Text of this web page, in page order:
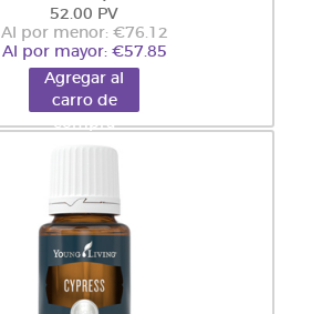
52.00 PV
Al por menor: €76.12
Al por mayor: €57.85
Agregar al
carro de
compra